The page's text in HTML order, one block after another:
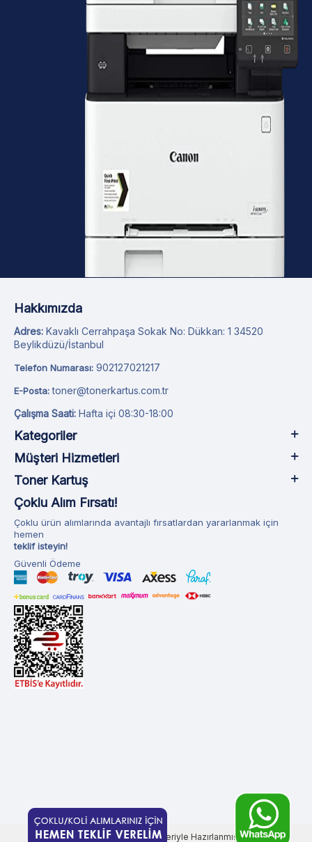
Hakkımızda
Adres: Kavaklı Cerrahpaşa Sokak No: Dükkan: 1 34520
Beylikdüzü/İstanbul
Telefon Numarası: 902127021217
E-Posta: toner@tonerkartus.com.tr
Çalışma Saati: Hafta içi 08:30-18:00
Kategoriler
Müşteri Hizmetleri
Toner Kartuş
Çoklu Alım Fırsatı!
Çoklu ürün alımlarında avantajlı fırsatlardan yararlanmak için
hemen
teklif isteyin!
Güvenli Ödeme
T-SoftE-TicaretSistemleriyle Hazırlanmıştır.